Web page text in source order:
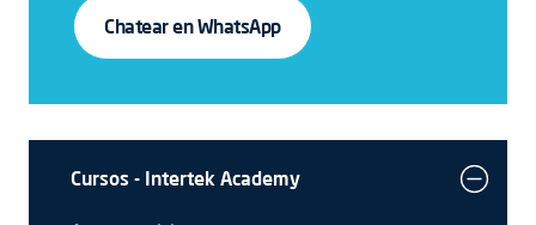
Chatear en WhatsApp
Cursos - Intertek Academy